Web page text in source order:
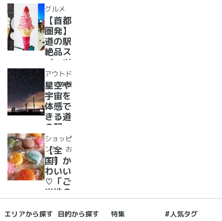
てご紹
介！＋
愛犬の
駅
付き！
道の駅
で「ご
当地お
漬物」
めぐり
グルメ
【首都
圏発】
道の駅
絶品ス
イーツ
37
選！人
気のソ
フトク
リー
ム・ジ
ェラー
ト大集
合！
アウトド
ア・体験
星空や
宇宙を
体感で
きる道
の駅
道の駅
で夜空
に癒さ
れ/星
に願い
☆彡
ショッピ
ング・お
土産
【全
国】か
わいい
♡「ご
当地の
お土
産」が
エリアから探す 目的から探す 特集 #人気タグ